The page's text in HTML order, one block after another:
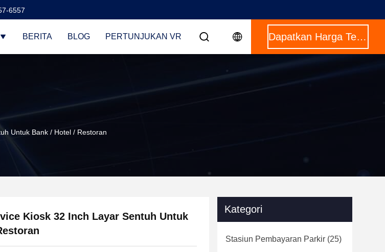
6557
BERITA BLOG PERTUNJUKAN VR Dapatkan Harga Terbaik
Untuk Bank / Hotel / Restoran
Kiosk 32 Inch Layar Sentuh Untuk
Kategori
Stasiun Pembayaran Parkir (25)